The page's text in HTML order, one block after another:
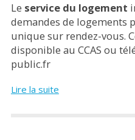
Le service du logement
demandes de logements
unique sur rendez-vous.
disponible au CCAS ou
public.fr
Lire la suite